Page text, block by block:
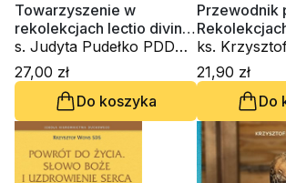
Towarzyszenie w
rekolekcjach lectio divina.
Ewangelia wg św. Jana.
Etap czwarty (CD)
s. Judyta Pudełko PDDM,
ks. Krzysztof Wons SDS
27,00 zł
Do koszyka
Przewodnik
Divina.
ks.
21,90 zł
Do